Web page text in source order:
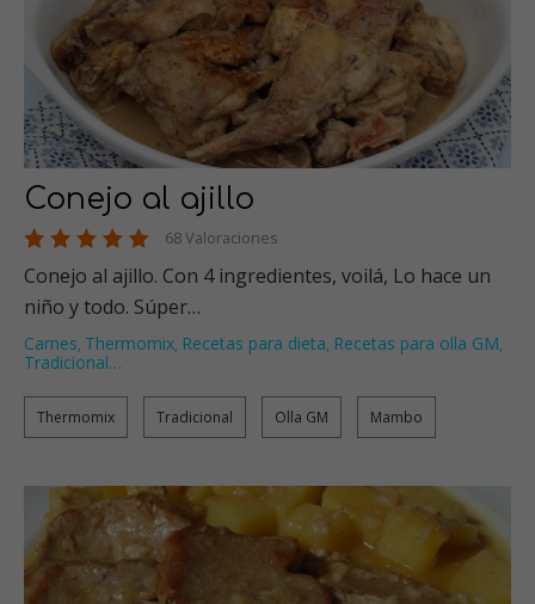
Conejo al ajillo
68 Valoraciones
Conejo al ajillo. Con 4 ingredientes, voilá, Lo hace un
niño y todo. Súper…
Carnes, Thermomix, Recetas para dieta, Recetas para olla GM,
Tradicional…
Thermomix Tradicional Olla GM Mambo